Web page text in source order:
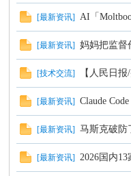
[最新资讯] AI「
[最新资讯] 妈妈把监督
[技术交流] 【人民日
[最新资讯] Claude
[最新资讯] 马斯克破防
[最新资讯] 2026国内